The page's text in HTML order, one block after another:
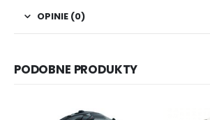
OPINIE (0)
PODOBNE PRODUKTY